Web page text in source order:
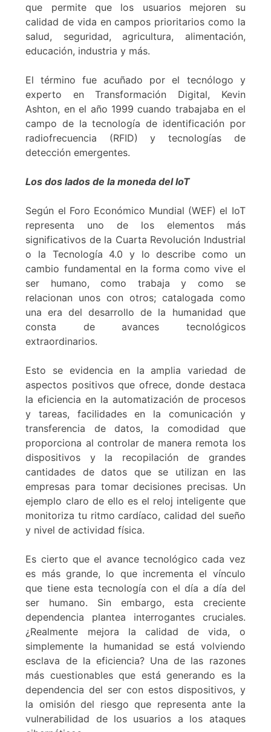
que permite que los usuarios mejoren su
calidad de vida en campos prioritarios como la
salud, seguridad, agricultura, alimentación,
educación, industria y más.
El término fue acuñado por el tecnólogo y
experto en Transformación Digital, Kevin
Ashton, en el año 1999 cuando trabajaba en el
campo de la tecnología de identificación por
radiofrecuencia (RFID) y tecnologías de
detección emergentes.
Los dos lados de la moneda del IoT
Según el Foro Económico Mundial (WEF) el IoT
representa uno de los elementos más
significativos de la Cuarta Revolución Industrial
o la Tecnología 4.0 y lo describe como un
cambio fundamental en la forma como vive el
ser humano, como trabaja y como se
relacionan unos con otros; catalogada como
una era del desarrollo de la humanidad que
consta de avances tecnológicos
extraordinarios.
Esto se evidencia en la amplia variedad de
aspectos positivos que ofrece, donde destaca
la eficiencia en la automatización de procesos
y tareas, facilidades en la comunicación y
transferencia de datos, la comodidad que
proporciona al controlar de manera remota los
dispositivos y la recopilación de grandes
cantidades de datos que se utilizan en las
empresas para tomar decisiones precisas. Un
ejemplo claro de ello es el reloj inteligente que
monitoriza tu ritmo cardíaco, calidad del sueño
y nivel de actividad física.
Es cierto que el avance tecnológico cada vez
es más grande, lo que incrementa el vínculo
que tiene esta tecnología con el día a día del
ser humano. Sin embargo, esta creciente
dependencia plantea interrogantes cruciales.
¿Realmente mejora la calidad de vida, o
simplemente la humanidad se está volviendo
esclava de la eficiencia? Una de las razones
más cuestionables que está generando es la
dependencia del ser con estos dispositivos, y
la omisión del riesgo que representa ante la
vulnerabilidad de los usuarios a los ataques